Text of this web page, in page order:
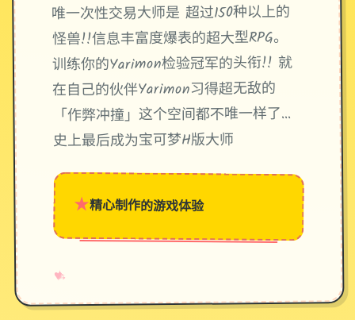
唯一次性交易大师是 超过150种以上的
怪兽!!信息丰富度爆表的超大型RPG。
训练你的Yarimon检验冠军的头衔!! 就
在自己的伙伴Yarimon习得超无敌的
「作弊冲撞」这个空间都不唯一样了...
史上最后成为宝可梦H版大师
★精心制作的游戏体验
♥
✧
→